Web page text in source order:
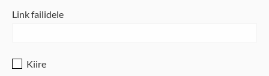
Link failidele
Kiire